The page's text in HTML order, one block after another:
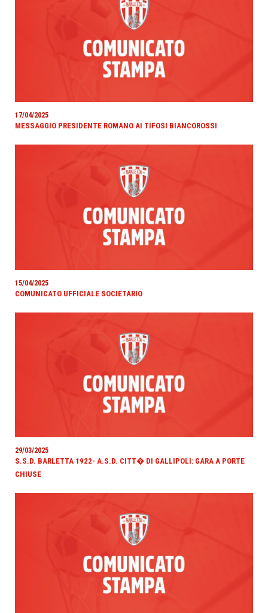
17/04/2025
MESSAGGIO PRESIDENTE ROMANO AI TIFOSI BIANCOROSSI
15/04/2025
COMUNICATO UFFICIALE SOCIETARIO
29/03/2025
S.S.D. BARLETTA 1922- A.S.D. CITT� DI GALLIPOLI: GARA A PORTE
CHIUSE